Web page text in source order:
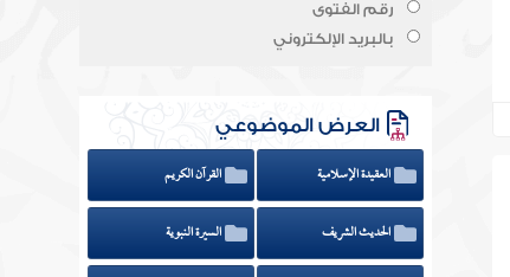
رقم الفتوى
بالبريد الإلكتروني
العرض الموضوعي
العقيدة الإسلامية القرآن الكريم
الحديث الشريف السيرة النبوية